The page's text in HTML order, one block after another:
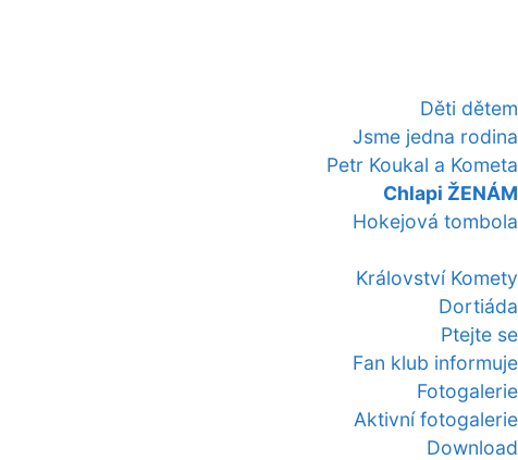
Děti dětem
Jsme jedna rodina
Petr Koukal a Kometa
Chlapi ŽENÁM
Hokejová tombola
Království Komety
Dortiáda
Ptejte se
Fan klub informuje
Fotogalerie
Aktivní fotogalerie
Download